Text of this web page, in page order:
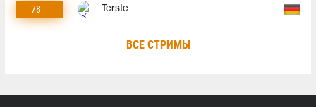
78 Terste
ВСЕ СТРИМЫ